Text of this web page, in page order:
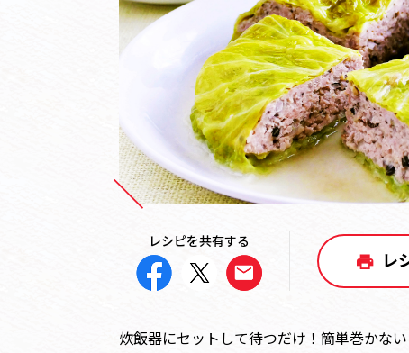
レシピを共有する
レ
炊飯器にセットして待つだけ！簡単巻かな